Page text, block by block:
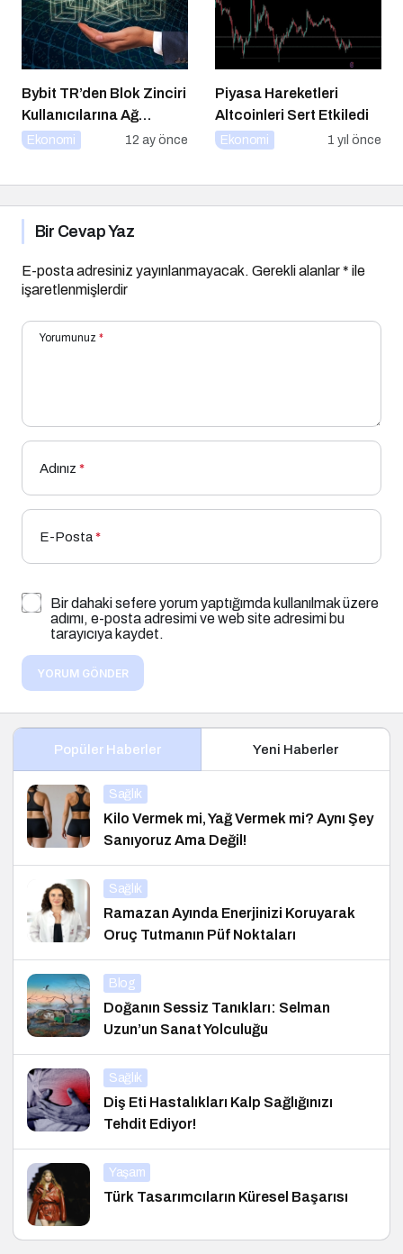
Bybit TR’den Blok Zinciri
Kullanıcılarına Ağ
Tıkanıklığı Rehberi!
Ekonomi 12 ay önce
Piyasa Hareketleri
Altcoinleri Sert Etkiledi
Ekonomi 1 yıl önce
Bir Cevap Yaz
E-posta adresiniz yayınlanmayacak. Gerekli alanlar* ile
işaretlenmişlerdir
Yorumunuz *
Adınız *
E-Posta*
Bir dahaki sefere yorum yaptığımda kullanılmak üzere
adımı, e-posta adresimi ve web site adresimi bu
tarayıcıya kaydet.
YORUM GÖNDER
Popüler Haberler Yeni Haberler
Sağlık
Kilo Vermek mi, Yağ Vermek mi? Aynı Şey
Sanıyoruz Ama Değil!
Sağlık
Ramazan Ayında Enerjinizi Koruyarak
Oruç Tutmanın Püf Noktaları
Blog
Doğanın Sessiz Tanıkları: Selman
Uzun’un Sanat Yolculuğu
Sağlık
Diş Eti Hastalıkları Kalp Sağlığınızı
Tehdit Ediyor!
Yaşam
Türk Tasarımcıların Küresel Başarısı